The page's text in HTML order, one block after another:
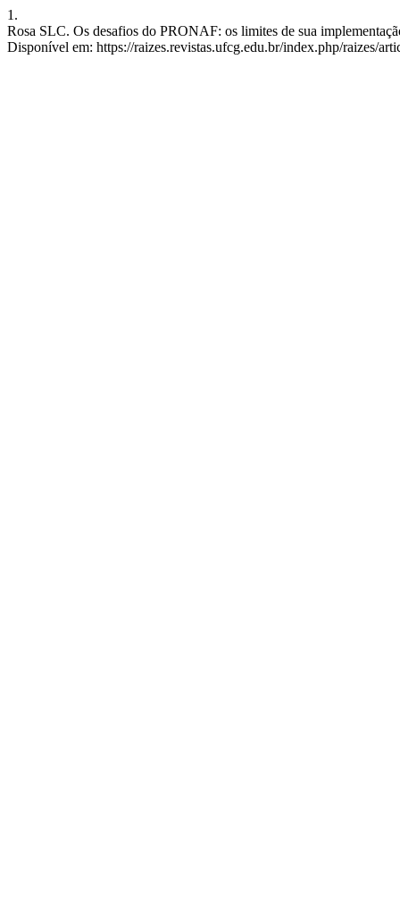
1.
Rosa SLC. Os desafios do PRONAF: os limites de sua
Disponível em: https://raizes.revistas.ufcg.edu.br/index.php/raizes/